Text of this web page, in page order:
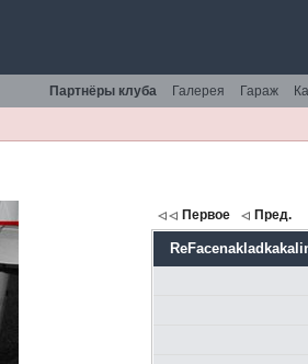
Гараж
Галерея
Партнёры клуба
Первое Пред.